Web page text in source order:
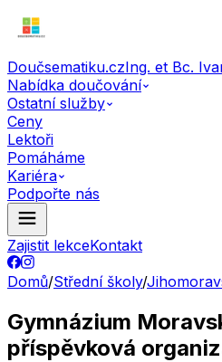
Doučsematiku.czIng. et Bc.
Nabídka doučování
Ostatní služby
Ceny
Lektoři
Pomáháme
Kariéra
Podpořte nás
Zajistit lekceKontakt
Domů/Střední školy/
Gymnázium
příspěvková